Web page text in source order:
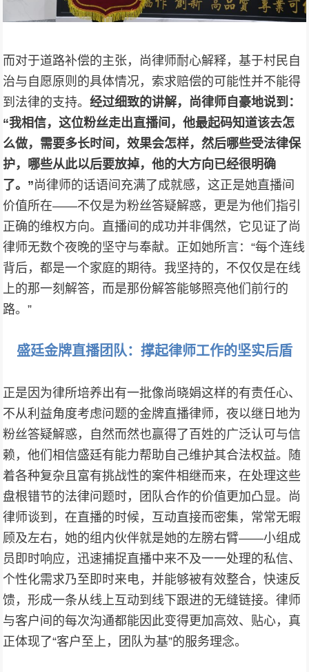
而对于道路补偿的主张，尚律师耐心解释，基于村民自
治与自愿原则的具体情况，索求赔偿的可能性并不能得
到法律的支持。经过细致的讲解，尚律师自豪地说到：
“我相信，这位粉丝走出直播间，他最起码知道该去怎
么做，需要多长时间，效果会怎样，然后哪些受法律保
护，哪些从此以后要放掉，他的大方向已经很明确
了。”尚律师的话语间充满了成就感，这正是她直播间
价值所在——不仅是为粉丝答疑解惑，更是为他们指引
正确的维权方向。直播间的成功并非偶然，它见证了尚
律师无数个夜晚的坚守与奉献。正如她所言：“每个连线
背后，都是一个家庭的期待。我坚持的，不仅仅是在线
上的那一刻解答，而是那份解答能够照亮他们前行的
路。”
盛廷金牌直播团队：撑起律师工作的坚实后盾
正是因为律所培养出有一批像尚晓娟这样的有责任心、
不从利益角度考虑问题的金牌直播律师，夜以继日地为
粉丝答疑解惑，自然而然也赢得了百姓的广泛认可与信
赖，他们相信盛廷有能力帮助自己维护其合法权益。随
着各种复杂且富有挑战性的案件相继而来，在处理这些
盘根错节的法律问题时，团队合作的价值更加凸显。尚
律师谈到，在直播的时候，互动直接而密集，常常无暇
顾及左右，她的组内伙伴就是她的左膀右臂——小组成
员即时响应，迅速捕捉直播中来不及一一处理的私信、
个性化需求乃至即时来电，并能够被有效整合，快速反
馈，形成一条从线上互动到线下跟进的无缝链接。律师
与客户间的每次沟通都能因此变得更加高效、贴心，真
正体现了“客户至上，团队为基”的服务理念。